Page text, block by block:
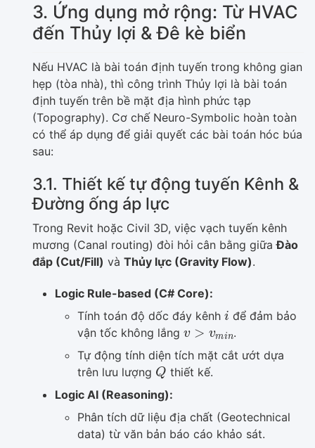
3. Ứng dụng mở rộng: Từ HVAC
đến Thủy lợi & Đê kè biển
Nếu HVAC là bài toán định tuyến trong không gian
hẹp (tòa nhà), thì công trình Thủy lợi là bài toán
định tuyến trên bề mặt địa hình phức tạp
(Topography). Cơ chế Neuro-Symbolic hoàn toàn
có thể áp dụng để giải quyết các bài toán hóc búa
sau:
3.1. Thiết kế tự động tuyến Kênh &
Đường ống áp lực
Trong Revit hoặc Civil 3D, việc vạch tuyến kênh
mương (Canal routing) đòi hỏi cân bằng giữaĐào
đắp (Cut/Fill) và Thủy lực (Gravity Flow).
Logic Rule-based (C# Core):
Tính toán độ dốc đáy kênh i để đảm bảo
vận tốc không lắng v >vmi n .
Tự động tính diện tích mặt cắt ướt dựa
trên lưu lượng Q thiết kế.
Logic AI (Reasoning):
Phân tích dữ liệu địa chất (Geotechnical
data) từ văn bản báo cáo khảo sát.